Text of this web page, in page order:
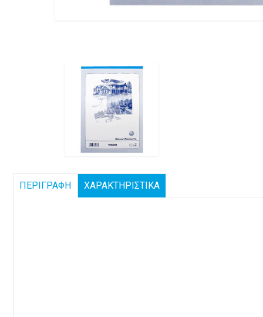
ΠΕΡΙΓΡΑΦΗ ΧΑΡΑΚΤΗΡΙΣΤΙΚΑ